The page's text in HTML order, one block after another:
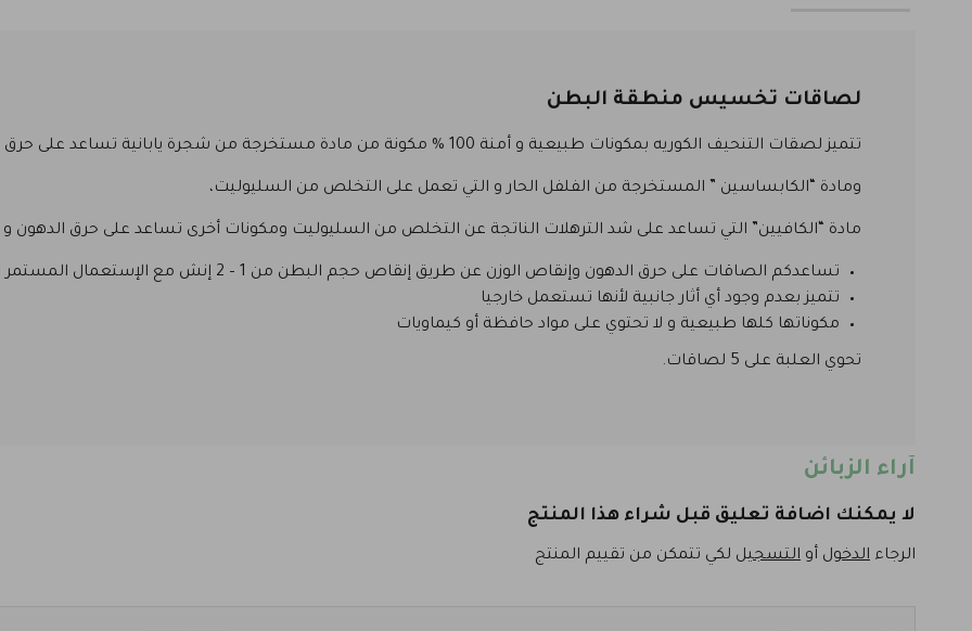
لصاقات تخسيس منطقة البطن
تتميز لصقات التنحيف الكوريه بمكونات طبيعية و أمنة 100 % مكونة من مادة مستخرجة من شجرة يابانية تساعد على حرق الدهون وإنقاص الوزن
ومادة “الكابساسين ” المستخرجة من الفلفل الحار و التي تعمل على التخلص من السليوليت،
مادة “الكافيين” التي تساعد على شد الترهلات الناتجة عن التخلص من السليوليت ومكونات أخرى تساعد على حرق الدهون و
تساعدكم الصاقات على حرق الدهون وإنقاص الوزن عن طريق إنقاص حجم البطن من 1 – 2 إنش مع الإستعمال المستمر لمدة شهرين
تتميز بعدم وجود أي أثار جانبية لأنها تستعمل خارجيا
مكوناتها كلها طبيعية و لا تحتوي على مواد حافظة أو كيماويات
تحوي العلبة على 5 لصاقات.
آراء الزبائن
لا يمكنك اضافة تعليق قبل شراء هذا المنتج
الرجاء الدخول أو التسجيل لكي تتمكن من تقييم المنتج